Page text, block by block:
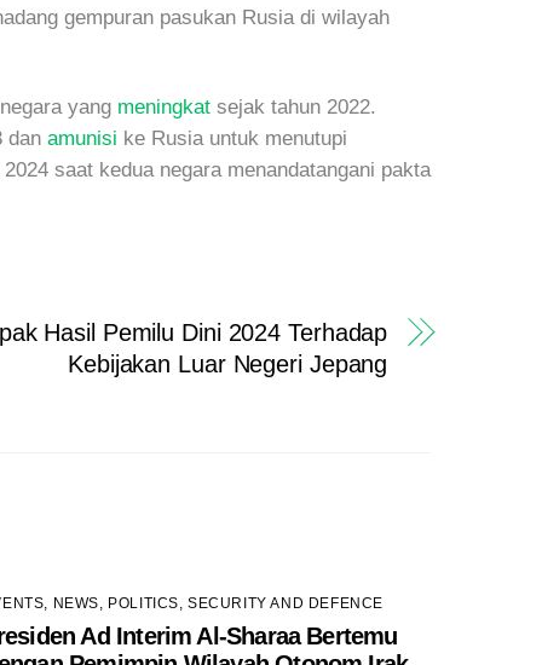
gempuran pasukan Rusia di wilayah
yang meningkat sejak tahun 2022.
dan amunisi ke Rusia untuk menutupi
saat kedua negara menandatangani pakta
Hasil Pemilu Dini 2024 Terhadap
Kebijakan Luar Negeri Jepang
, NEWS, POLITICS,SECURITY AND DEFENCE
Ad Interim Al-Sharaa Bertemu